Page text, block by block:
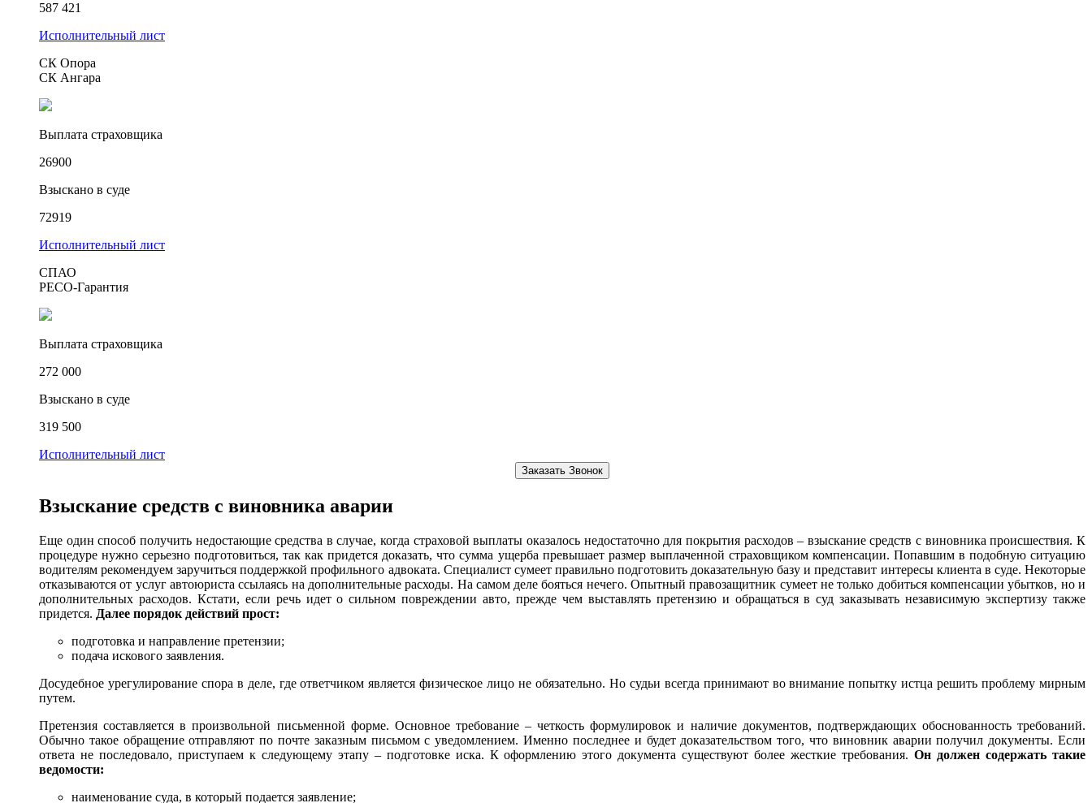
587 421
Исполнительный лист
СК Опора
СК Ангара
Выплата страховщика
26900
Взыскано в суде
72919
Исполнительный лист
СПАО
РЕСО-Гарантия
Выплата страховщика
272 000
Взыскано в суде
319 500
Исполнительный лист
Заказать Звонок
Взыскание средств с виновника аварии
Еще один способ получить недостающие средства в случае, когда страховой выплаты оказалось недостаточно для покрытия расходов – взыскание средств с виновника происшествия. К
процедуре нужно серьезно подготовиться, так как придется доказать, что сумма ущерба превышает размер выплаченной страховщиком компенсации. Попавшим в подобную ситуацию
водителям рекомендуем заручиться поддержкой профильного адвоката. Специалист сумеет правильно подготовить доказательную базу и представит интересы клиента в суде. Некоторые
отказываются от услуг автоюриста ссылаясь на дополнительные расходы. На самом деле бояться нечего. Опытный правозащитник сумеет не только добиться компенсации убытков, но и
дополнительных расходов. Кстати, если речь идет о сильном повреждении авто, прежде чем выставлять претензию и обращаться в суд заказывать независимую экспертизу также
придется. Далее порядок действий прост:
подготовка и направление претензии;
подача искового заявления.
Досудебное урегулирование спора в деле, где ответчиком является физическое лицо не обязательно. Но судьи всегда принимают во внимание попытку истца решить проблему мирным
путем.
Претензия составляется в произвольной письменной форме. Основное требование – четкость формулировок и наличие документов, подтверждающих обоснованность требований.
Обычно такое обращение отправляют по почте заказным письмом с уведомлением. Именно последнее и будет доказательством того, что виновник аварии получил документы. Если
ответа не последовало, приступаем к следующему этапу – подготовке иска. К оформлению этого документа существуют более жесткие требования.Он должен содержать такие
ведомости:
наименование суда, в который подается заявление;